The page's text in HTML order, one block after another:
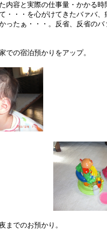
内容と実際の仕事量・かかる時
・・・を心がけてきたバァバ、
ったぁ・・・。反省、反省のバ
での宿泊預かりをアップ。
までのお預かり。